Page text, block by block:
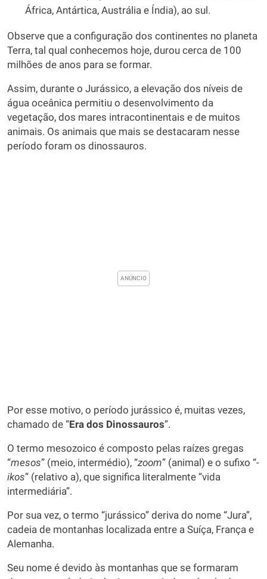
África, Antártica, Austrália e Índia), ao sul.
Observe que a configuração dos continentes no planeta
Terra, tal qual conhecemos hoje, durou cerca de 100
milhões de anos para se formar.
Assim, durante o Jurássico, a elevação dos níveis de
água oceânica permitiu o desenvolvimento da
vegetação, dos mares intracontinentais e de muitos
animais. Os animais que mais se destacaram nesse
período foram os dinossauros.
Por esse motivo, o período jurássico é, muitas vezes,
chamado de “Era dos Dinossauros”.
O termo mesozoico é composto pelas raízes gregas
“mesos” (meio, intermédio), “zoom” (animal) e o sufixo “-
ikos” (relativo a), que significa literalmente “vida
intermediária”.
Por sua vez, o termo “jurássico” deriva do nome “Jura”,
cadeia de montanhas localizada entre a Suíça, França e
Alemanha.
Seu nome é devido às montanhas que se formaram